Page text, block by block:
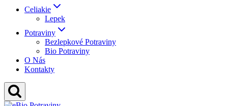
Celiakie
Lepek
Potraviny
Bezlepkové Potraviny
Bio Potraviny
O Nás
Kontakty